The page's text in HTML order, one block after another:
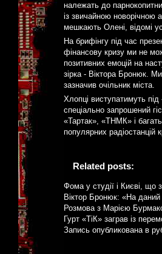
належать до
із звичайною новорічною
мешкають Олені, відомі
На брифінгу під час
фінансову кризу ми не
позитивних емоцій на
зірка - Віктора Бронюк.
зазначив очільник міста.
Хлопці виступатимуть
спеціально запрошений
«Тартак», «ТНМК» і
популярних радіостанцій
Related posts:
Фома у студії і Києві, що
Віктор Бронюк: «На даний
Розмова з Марією
Гурт «ТіК» заграв із
Запись опубликована в